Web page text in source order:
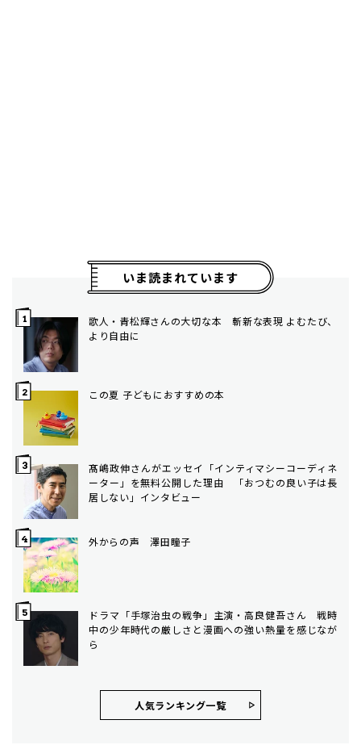
いま読まれています
歌人・青松輝さんの大切な本 斬新な表現 よむたび、
より自由に
この夏 子どもにおすすめの本
髙嶋政伸さんがエッセイ「インティマシーコーディネ
ーター」を無料公開した理由 「おつむの良い子は長
居しない」インタビュー
外からの声 澤田瞳子
ドラマ「手塚治虫の戦争」主演・高良健吾さん 戦時
中の少年時代の厳しさと漫画への強い熱量を感じなが
ら
人気ランキング⼀覧